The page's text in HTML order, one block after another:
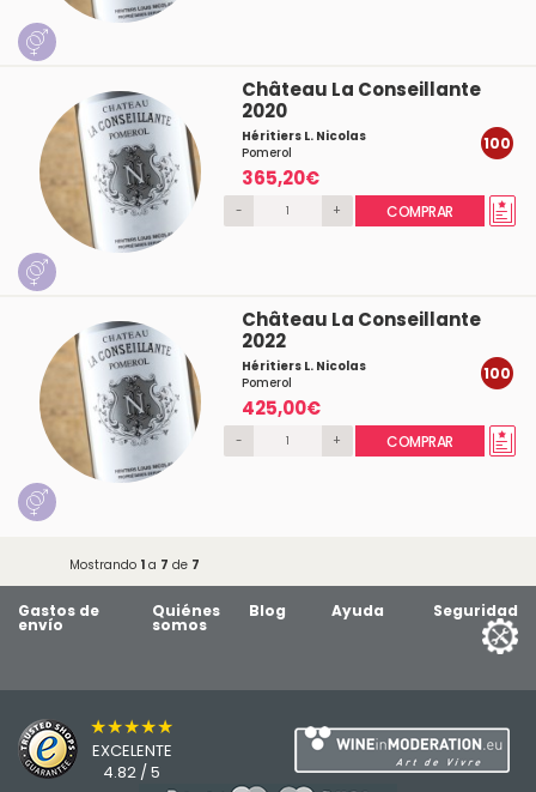
Château La Conseillante
2020
Héritiers L. Nicolas
Pomerol
365,20€
100
- + COMPRAR
Château La Conseillante
2022
Héritiers L. Nicolas
Pomerol
425,00€
100
- + COMPRAR
Mostrando 1a 7 de 7
Gastos de
envío
Quiénes
somos
Blog Ayuda Seguridad
★★★★★
EXCELENTE
4.82 / 5